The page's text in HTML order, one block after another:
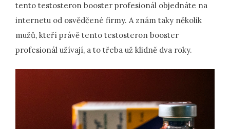
tento testosteron booster profesionál objednáte na
internetu od osvědčené firmy. A znám taky několik
mužů, kteří právě tento testosteron booster
profesionál užívají, a to třeba už klidně dva roky.